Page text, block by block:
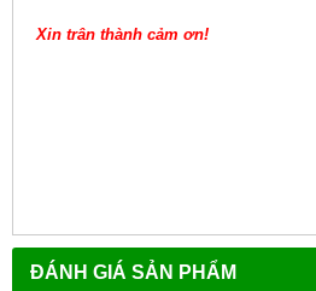
Xin trân thành cảm ơn!
ĐÁNH GIÁ SẢN PHẨM